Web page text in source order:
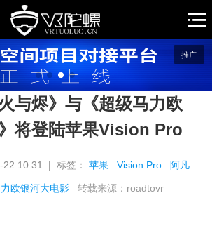
推广
与烬》与《超级马力欧
将登陆苹果Vision Pro
22 10:31 | 标签：苹果 Vision Pro 阿凡
欧银河大电影 转载来源：roadtovr